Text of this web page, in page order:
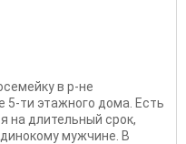
в р-не
5-ти этажного дома. Есть
на длительный срок,
мужчине. В